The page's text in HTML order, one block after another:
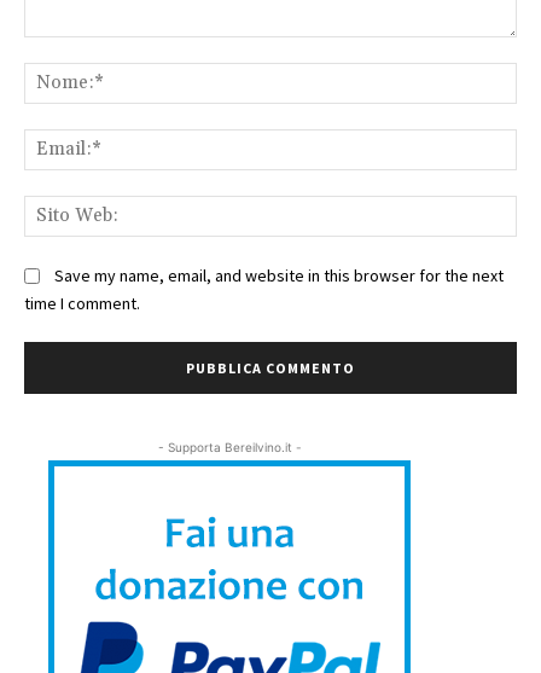
Save my name, email, and website in this browser for the next
time I comment.
- Supporta Bereilvino.it -